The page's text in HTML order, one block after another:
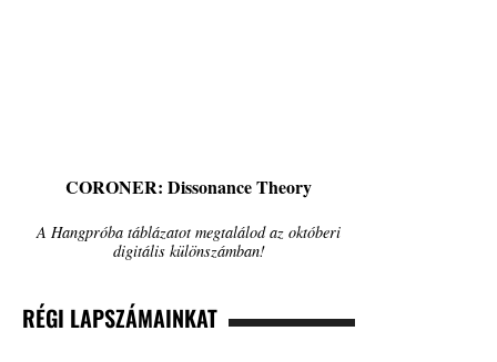
CORONER: Dissonance Theory
A Hangpróba táblázatot megtalálod az októberi
digitális különszámban!
RÉGI LAPSZÁMAINKAT